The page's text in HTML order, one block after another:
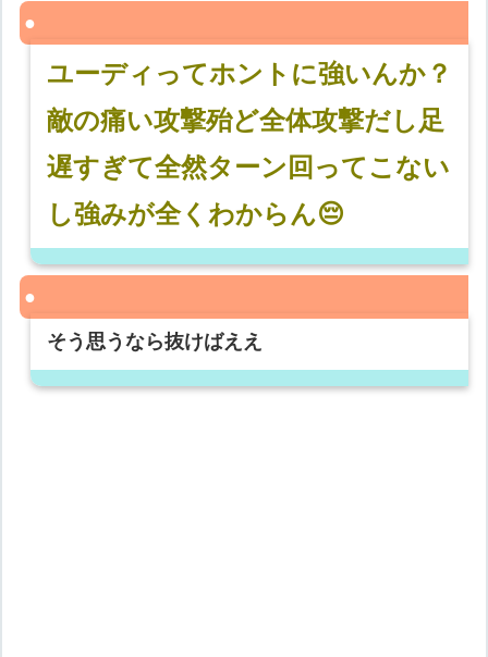
ユーディってホントに強いんか？
敵の痛い攻撃殆ど全体攻撃だし足
遅すぎて全然ターン回ってこない
し強みが全くわからん😔
そう思うなら抜けばええ